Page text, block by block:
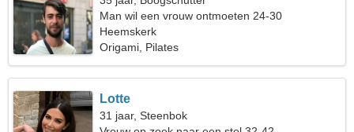
Man wil een vrouw ontmoeten 24-30
Heemskerk
Origami, Pilates
Lotte
31 jaar, Steenbok